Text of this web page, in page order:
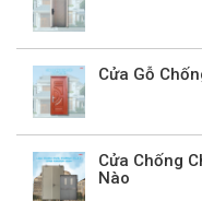
Cửa Gỗ
Cửa Chống
Nào